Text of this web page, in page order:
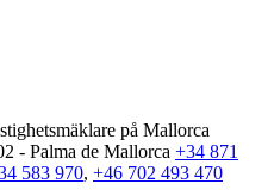
- Palma de Mallorca +34 871
583 970, +46 702 493 470